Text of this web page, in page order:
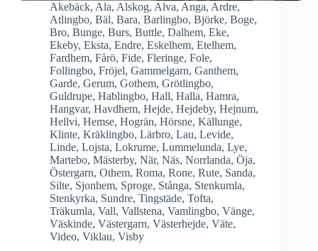
Akebäck, Ala, Alskog, Alva, Anga, Ardre,
Atlingbo, Bäl, Bara, Barlingbo, Björke, Boge,
Bro, Bunge, Burs, Buttle, Dalhem, Eke,
Ekeby, Eksta, Endre, Eskelhem, Etelhem,
Fardhem, Fårö, Fide, Fleringe, Fole,
Follingbo, Fröjel, Gammelgarn, Ganthem,
Garde, Gerum, Gothem, Grötlingbo,
Guldrupe, Hablingbo, Hall, Halla, Hamra,
Hangvar, Havdhem, Hejde, Hejdeby, Hejnum,
Hellvi, Hemse, Hogrän, Hörsne, Källunge,
Klinte, Kräklingbo, Lärbro, Lau, Levide,
Linde, Lojsta, Lokrume, Lummelunda, Lye,
Martebo, Mästerby, När, Näs, Norrlanda, Öja,
Östergarn, Othem, Roma, Rone, Rute, Sanda,
Silte, Sjonhem, Sproge, Stånga, Stenkumla,
Stenkyrka, Sundre, Tingstäde, Tofta,
Träkumla, Vall, Vallstena, Vamlingbo, Vänge,
Väskinde, Västergarn, Västerhejde, Väte,
Video, Viklau, Visby